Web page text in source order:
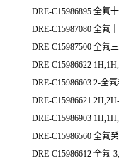
DRE-C15986895 全氟
DRE-C15987080 全氟
DRE-C15987500 全氟
DRE-C15986622
DRE-C15986603 2-全
DRE-C15986621
DRE-C15986903
DRE-C15986560 全氟
DRE-C15986612 全氟-